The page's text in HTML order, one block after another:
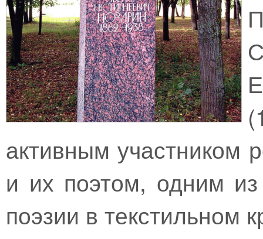
активным участником
и их поэтом, одним из
поэзии в текстильном